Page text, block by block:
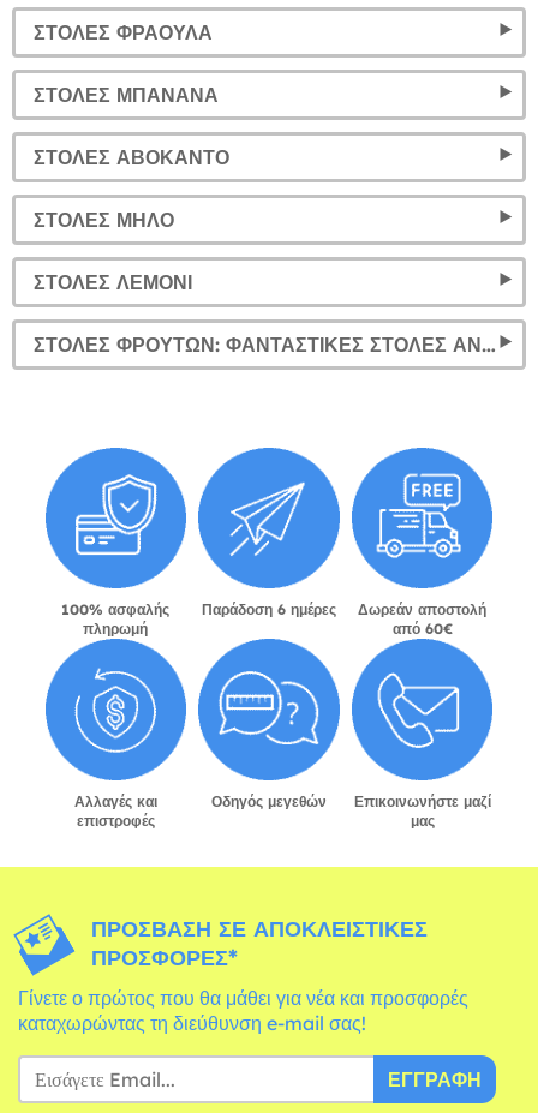
ΣΤΟΛΈΣ ΦΡΆΟΥΛΑ
ΣΤΟΛΈΣ ΜΠΑΝΆΝΑ
ΣΤΟΛΈΣ ΑΒΟΚΆΝΤΟ
ΣΤΟΛΈΣ ΜΉΛΟ
ΣΤΟΛΈΣ ΛΕΜΌΝΙ
ΣΤΟΛΈΣ ΦΡΟΎΤΩΝ: ΦΑΝΤΑΣΤΙΚΈΣ ΣΤΟΛΈΣ ΑΝΑΝΆΣ, ΚΑΡΠΟΎΖΙ, ΜΉΛΟ, ΠΟΡΤΟΚΆΛΙ ΚΑΙ ΛΕΜΌΝΙ
100% ασφαλής
πληρωμή
Παράδοση 6 ημέρες
Δωρεάν αποστολή
από 60€
Αλλαγές και
επιστροφές
Οδηγός μεγεθών
Επικοινωνήστε μαζί
μας
ΠΡΌΣΒΑΣΗ ΣΕ ΑΠΟΚΛΕΙΣΤΙΚΈΣ
ΠΡΟΣΦΟΡΈΣ*
Γίνετε ο πρώτος που θα μάθει για νέα και προσφορές
καταχωρώντας τη διεύθυνση e-mail σας!
ΕΓΓΡΑΦΉ